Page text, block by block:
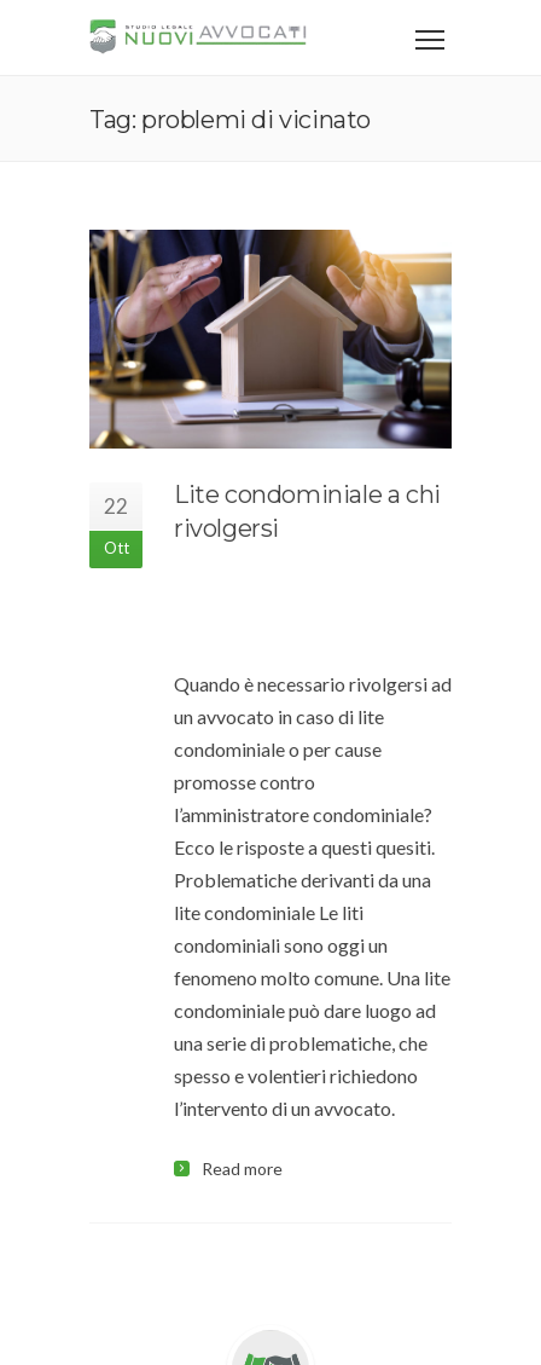
Tag: problemi di vicinato
22
Ott
Lite condominiale a chi
rivolgersi
Quando è necessario rivolgersi ad
un avvocato in caso di lite
condominiale o per cause
promosse contro
l’amministratore condominiale?
Ecco le risposte a questi quesiti.
Problematiche derivanti da una
lite condominiale Le liti
condominiali sono oggi un
fenomeno molto comune. Una lite
condominiale può dare luogo ad
una serie di problematiche, che
spesso e volentieri richiedono
l’intervento di un avvocato.
Read more